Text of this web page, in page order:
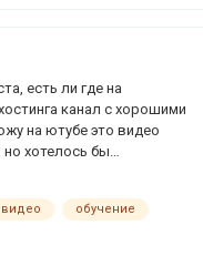
есть ли где на
канал с хорошими
на ютубе это видео
но хотелось бы
верстальщик работает
было бы полезно
видео обучение